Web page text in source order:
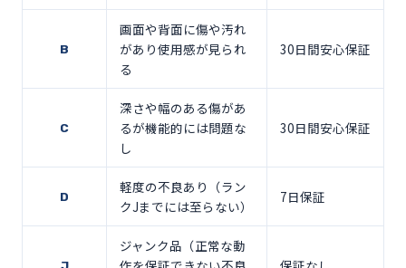
B
画面や背面に傷や汚れ
があり使用感が見られ
る
30日間安心保証
C
深さや幅のある傷があ
るが機能的には問題な
し
30日間安心保証
D
軽度の不良あり（ラン
クJまでには至らない）
7日保証
J
ジャンク品（正常な動